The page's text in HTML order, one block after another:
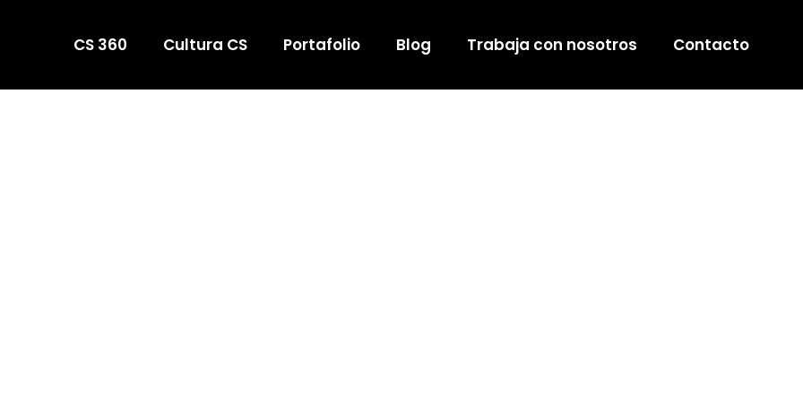
CS 360 Cultura CS Portafolio Blog Trabaja con nosotros Contacto